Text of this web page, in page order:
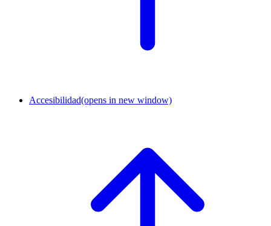
Accesibilidad(opens in new window)